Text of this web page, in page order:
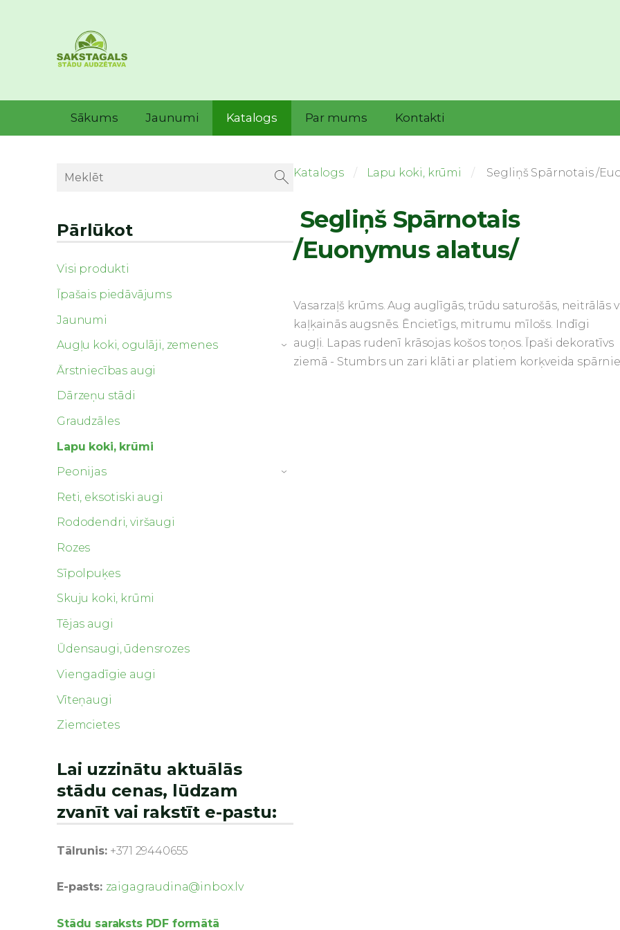
Sākums Jaunumi Katalogs Par mums Kontakti
Pārlūkot
Visi produkti
Īpašais piedāvājums
Jaunumi
Augļu koki, ogulāji, zemenes
›
Ārstniecības augi
Dārzeņu stādi
Graudzāles
Lapu koki, krūmi
Peonijas
›
Reti, eksotiski augi
Rododendri, viršaugi
Rozes
Sīpolpuķes
Skuju koki, krūmi
Tējas augi
Ūdensaugi, ūdensrozes
Viengadīgie augi
Vīteņaugi
Ziemcietes
Lai uzzinātu aktuālās
stādu cenas, lūdzam
zvanīt vai rakstīt e-pastu:
Tālrunis: +371 29440655
E-pasts: zaigagraudina@inbox.lv
Stādu saraksts PDF formātā
Katalogs Lapu koki, krūmi Segliņš Spārnotais /
Segliņš Spārnotais
/Euonymus alatus/
Vasarzaļš krūms. Aug auglīgās, trūdu saturošās, neitrālās
kaļķainās augsnēs. Ēncietīgs, mitrumu mīlošs. Indīgi
augļi. Lapas rudenī krāsojas košos toņos. Īpaši dekoratīvs
ziemā - Stumbrs un zari klāti ar platiem korķveida